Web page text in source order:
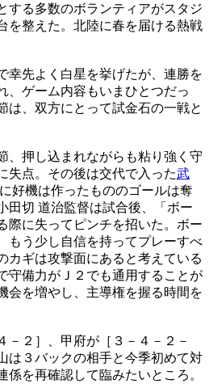
する多数のボランティアがスタジ
を整えた。北陸に春を届ける熱戦
幸先よく白星を挙げたが、連勝を
、ゲーム内容もいまひとつだっ
は、双方にとって試金石の一戦と
、押し込まれながらも粘り強く守
失点。その後は交代で入った武
好機は作ったもののゴールは奪
田切 道治監督は試合後、「ボー
際に失ってピンチを招いた。ボー
もう少し自信を持ってプレーすべ
カギは攻撃面にあると考えている
守備力がＪ２でも通用することが
会を増やし、主導権を握る時間を
－２］、甲府が［３－４－２－
は３バックの相手と今季初めて対
係を再確認して臨みたいところ。